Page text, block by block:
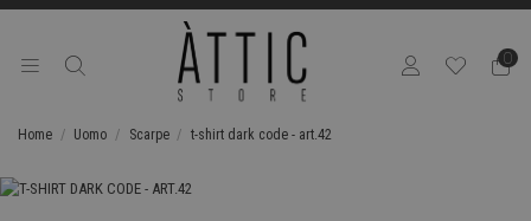
0
Home Uomo Scarpe t-shirt dark code - art.42